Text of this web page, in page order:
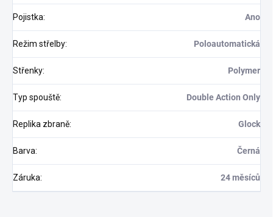
Pojistka: Ano
Režim střelby: Poloautomatická
Střenky: Polymer
Typ spouště: Double Action Only
Replika zbraně: Glock
Barva: Černá
Záruka: 24 měsíců